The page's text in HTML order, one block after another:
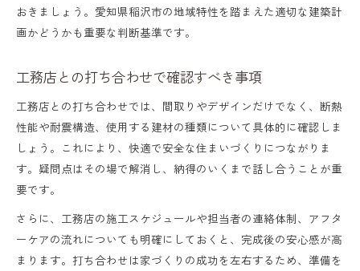
おきましょう。愛知県稲沢市の地域特性を踏まえた適切な建築計
画かどうかも重要な判断基準です。
工務店との打ち合わせで確認すべき事項
工務店との打ち合わせでは、間取りやデザインだけでなく、断熱
性能や耐震構造、使用する建材の種類について具体的に確認しま
しょう。これにより、快適で安全な住まいづくりにつながりま
す。疑問点はその場で解消し、納得のいくまで話し合うことが重
要です。
さらに、工務店の施工スケジュールや担当者の連絡体制、アフタ
ーケアの流れについても明確にしておくと、完成後の安心感が高
まります。打ち合わせは家づくりの成功を左右するため、準備を